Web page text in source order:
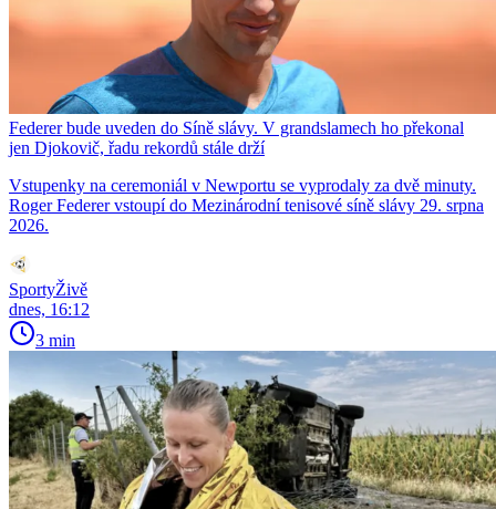
Federer bude uveden do Síně slávy. V grandslamech ho překonal
jen Djokovič, řadu rekordů stále drží
Vstupenky na ceremoniál v Newportu se vyprodaly za dvě minuty.
Roger Federer vstoupí do Mezinárodní tenisové síně slávy 29. srpna
2026.
SportyŽivě
dnes, 16:12
3 min